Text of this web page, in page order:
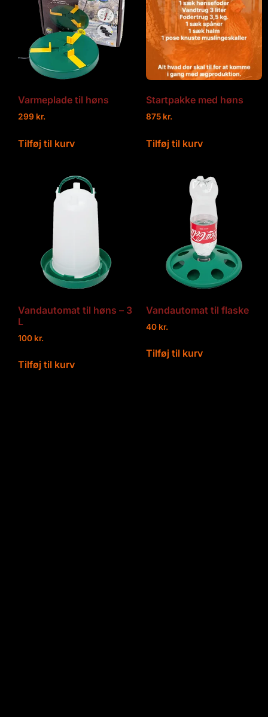
Varmeplade til høns
299 kr.
Tilføj til kurv
Startpakke med høns
875 kr.
Tilføj til kurv
Vandautomat til høns – 3
L
100 kr.
Tilføj til kurv
Vandautomat til flaske
40 kr.
Tilføj til kurv